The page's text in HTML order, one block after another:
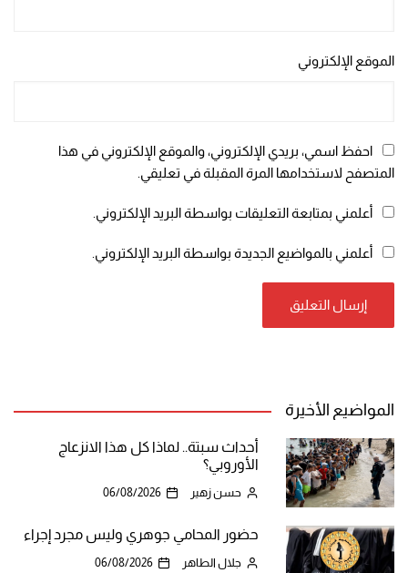
الموقع الإلكتروني
احفظ اسمي، بريدي الإلكتروني، والموقع الإلكتروني في هذا
المتصفح لاستخدامها المرة المقبلة في تعليقي.
أعلمني بمتابعة التعليقات بواسطة البريد الإلكتروني.
أعلمني بالمواضيع الجديدة بواسطة البريد الإلكتروني.
المواضيع الأخيرة
أحداث سبتة.. لماذا كل هذا الانزعاج
الأوروبي؟
حسن زهير 06/08/2026
حضور المحامي جوهري وليس مجرد إجراء
جلال الطاهر 06/08/2026